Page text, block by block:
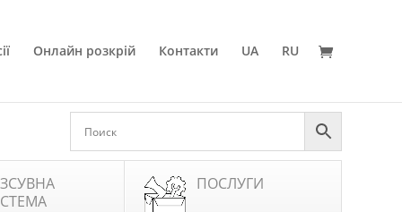
Онлайн розкрій Контакти UA RU
ПОСЛУГИ